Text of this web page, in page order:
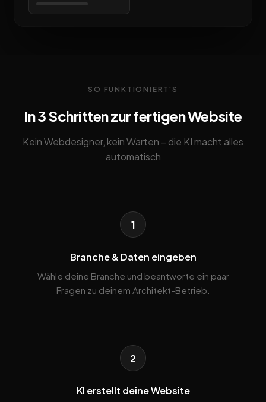
SO FUNKTIONIERT'S
In 3 Schritten zur fertigen Website
Kein Webdesigner, kein Warten – die KI macht alles
automatisch
1
Branche & Daten eingeben
Wähle deine Branche und beantworte ein paar
Fragen zu deinem Architekt-Betrieb.
2
KI erstellt deine Website